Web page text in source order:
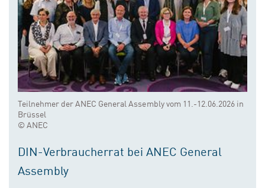
Teilnehmer der ANEC General Assembly vom 11.-12.06.2026 in
Brüssel
© ANEC
DIN-Verbraucherrat bei ANEC General
Assembly